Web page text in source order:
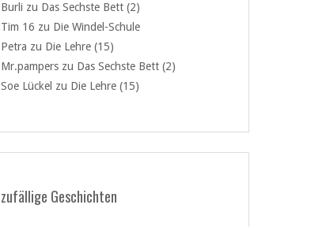
Burli zu Das Sechste Bett (2)
Tim 16 zu Die Windel-Schule
Petra zu Die Lehre (15)
Mr.pampers zu Das Sechste Bett (2)
Soe Lückel zu Die Lehre (15)
zufällige Geschichten